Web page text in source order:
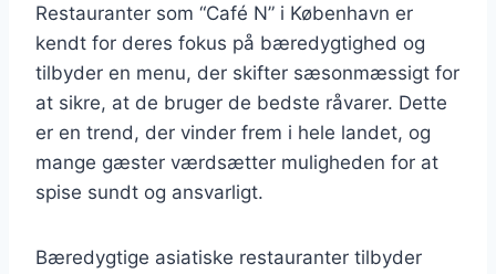
Restauranter som “Café N” i København er
kendt for deres fokus på bæredygtighed og
tilbyder en menu, der skifter sæsonmæssigt for
at sikre, at de bruger de bedste råvarer. Dette
er en trend, der vinder frem i hele landet, og
mange gæster værdsætter muligheden for at
spise sundt og ansvarligt.
Bæredygtige asiatiske restauranter tilbyder